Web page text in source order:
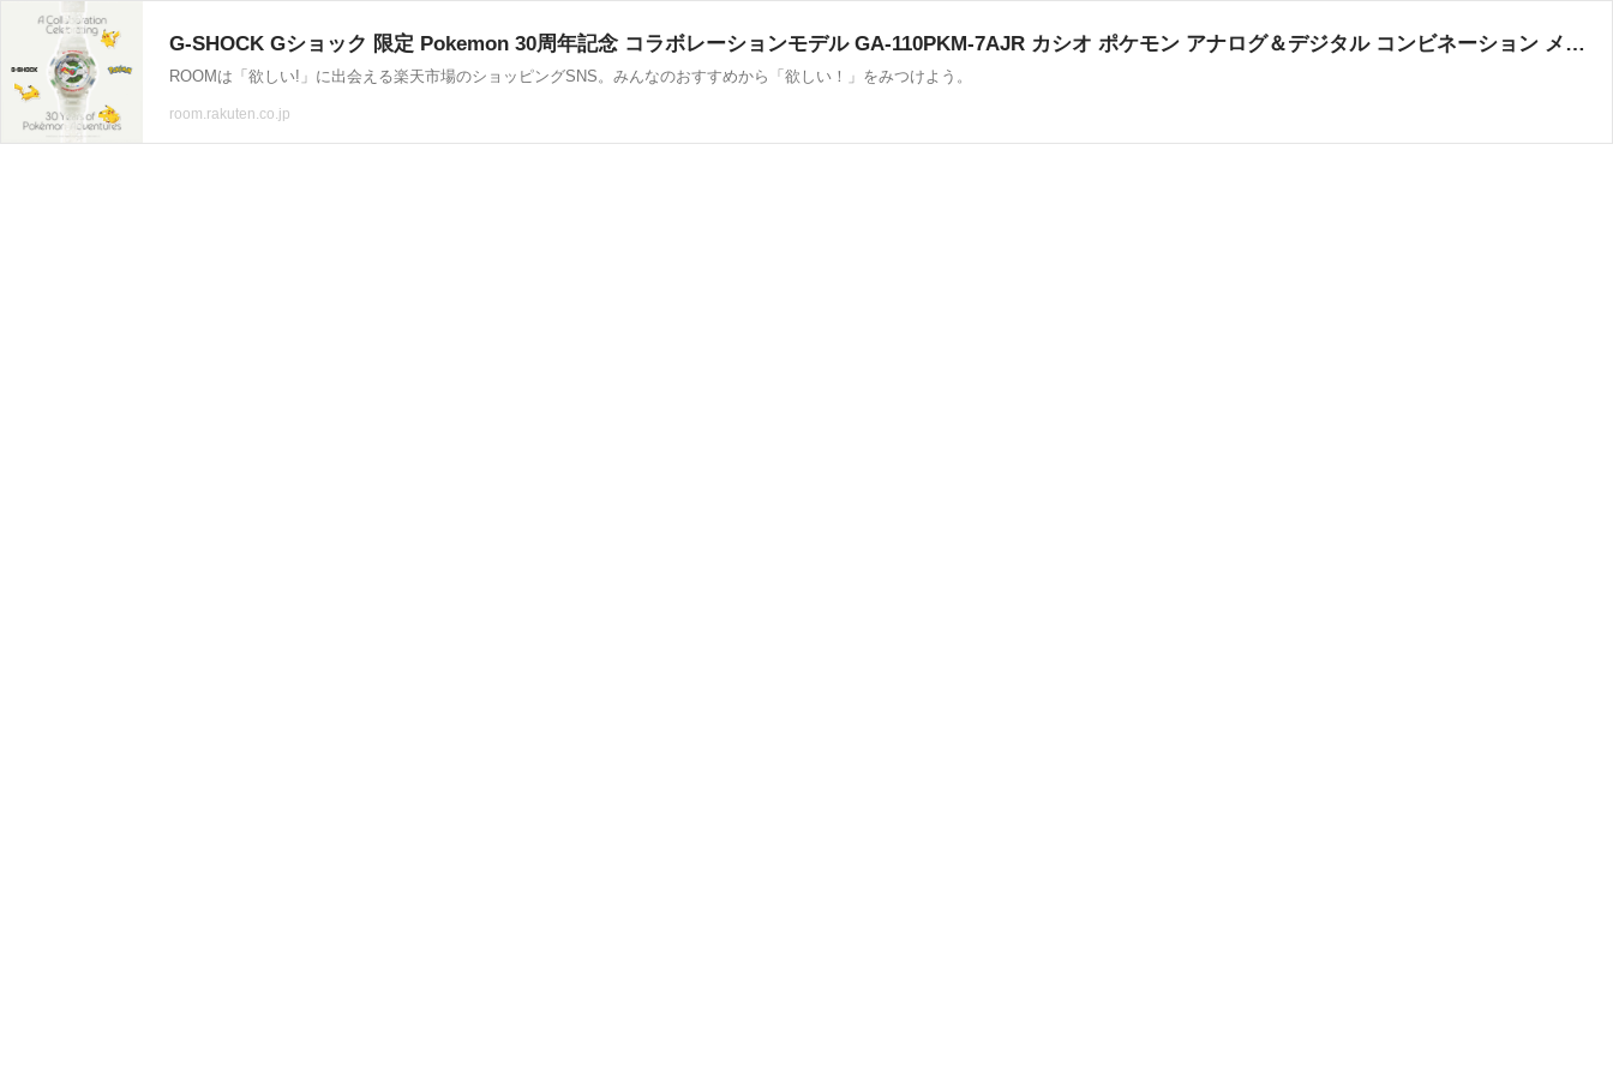
G-SHOCK Gショック 限定 Pokemon 30周年記念 コラボレーションモデル GA-110PKM-7AJR カシオ ポケモン アナログ＆デジタル コンビネーション メンズ 腕時計 （GA110PKM7AJR）
ROOMは「欲しい!」に出会える楽天市場のショッピングSNS。みんなのおすすめから「欲しい！」をみつけよう。
room.rakuten.co.jp